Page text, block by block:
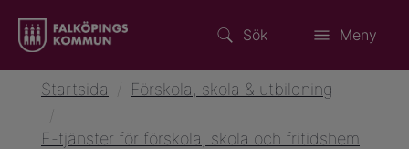
Sök Meny
Startsida
Förskola, skola & utbildning
E-tjänster för förskola, skola och fritidshem